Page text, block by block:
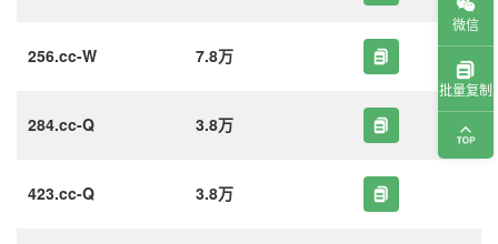
256.cc-W 7.8万
284.cc-Q 3.8万
423.cc-Q 3.8万
微信
批量复制